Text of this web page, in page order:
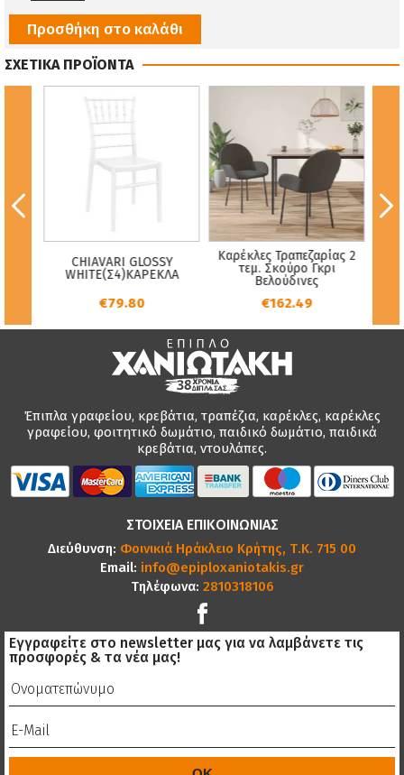
Προσθήκη στο καλάθι
ΣΧΕΤΙΚΑ ΠΡΟΪΟΝΤΑ
CHIAVARI GLOSSY
WHITE(Σ4)KAPEKΛA
€79.80
Καρέκλες Τραπεζαρίας 2
τεμ. Σκούρο Γκρι
Βελούδινες
€162.49
Έπιπλα γραφείου, κρεβάτια, τραπέζια, καρέκλες, καρέκλες
γραφείου, φοιτητικό δωμάτιο, παιδικό δωμάτιο, παιδικά
κρεβάτια, ντουλάπες.
ΣΤΟΙΧΕΙΑ ΕΠΙΚΟΙΝΩΝΙΑΣ
Διεύθυνση: Φοινικιά Ηράκλειο Κρήτης, Τ.Κ. 715 00
Email: info@epiploxaniotakis.gr
Τηλέφωνα: 2810318106
Εγγραφείτε στο newsletter μας για να λαμβάνετε τις
προσφορές & τα νέα μας!